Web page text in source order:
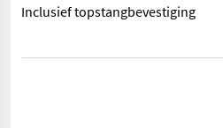
Inclusief topstangbevestiging
== Overige details (NL) == merk: